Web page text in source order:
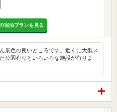
宿泊プランを見る
景色の良いところです。近くに大型ス
公園有りといろいろな施設が有りま